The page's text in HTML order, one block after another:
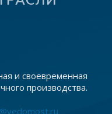
и своевременная
производства.